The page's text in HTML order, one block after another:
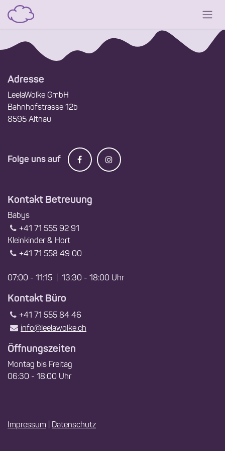
Zum Inhalt springen
Anmelden
Adresse
LeelaWolke GmbH
Bahnhofstrasse 12b
8595 Altnau
Folge uns auf
Kontakt Betreuung
Babys
+41 71 555 92 91
Kleinkinder & Hort
+41 71 558 49 00
07:00 - 11:15 | 13:30 - 18:00 Uhr
Kontakt Büro
+41 71 555 84 46
info@leelawolke.ch
Öffnungszeiten
Montag bis Freitag
06:30 - 18:00 Uhr
Impressum Datenschutz